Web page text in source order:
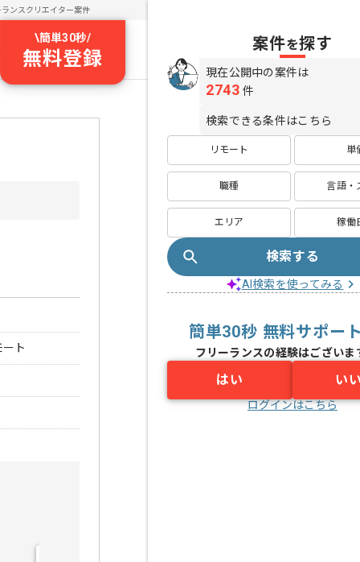
ランスクリエイター案件
\簡単30秒/
無料登録
ト
案件を探す
現在公開中の案件は
2743 件
検索できる条件はこちら
リモート 単
職種 言語・
エリア 稼働
検索する
AI検索を使ってみる
簡単30秒 無料サポー
フリーランスの経験はございま
はい い
ログインはこちら